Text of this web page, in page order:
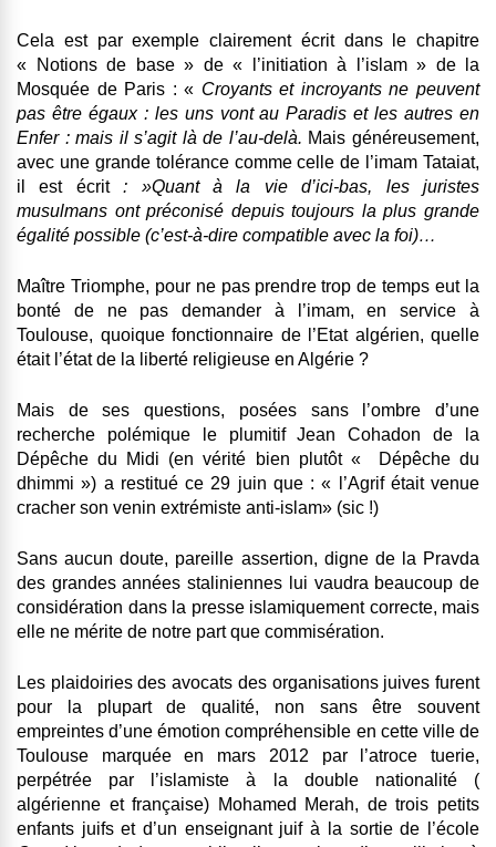
Cela est par exemple clairement écrit dans le chapitre
« Notions de base » de « l’initiation à l’islam » de la
Mosquée de Paris : « Croyants et incroyants ne peuvent
pas être égaux : les uns vont au Paradis et les autres en
Enfer : mais il s’agit là de l’au-delà. Mais généreusement,
avec une grande tolérance comme celle de l’imam Tataiat,
il est écrit: »Quant à la vie d’ici-bas, les juristes
musulmans ont préconisé depuis toujours la plus grande
égalité possible (c’est-à-dire compatible avec la foi)…
Maître Triomphe, pour ne pas prendre trop de temps eut la
bonté de ne pas demander à l’imam, en service à
Toulouse, quoique fonctionnaire de l’Etat algérien, quelle
était l’état de la liberté religieuse en Algérie ?
Mais de ses questions, posées sans l’ombre d’une
recherche polémique le plumitif Jean Cohadon de la
Dépêche du Midi (en vérité bien plutôt « Dépêche du
dhimmi ») a restitué ce 29 juin que : « l’Agrif était venue
cracher son venin extrémiste anti-islam» (sic !)
Sans aucun doute, pareille assertion, digne de la Pravda
des grandes années staliniennes lui vaudra beaucoup de
considération dans la presse islamiquement correcte, mais
elle ne mérite de notre part que commisération.
Les plaidoiries des avocats des organisations juives furent
pour la plupart de qualité, non sans être souvent
empreintes d’une émotion compréhensible en cette ville de
Toulouse marquée en mars 2012 par l’atroce tuerie,
perpétrée par l’islamiste à la double nationalité (
algérienne et française) Mohamed Merah, de trois petits
enfants juifs et d’un enseignant juif à la sortie de l’école